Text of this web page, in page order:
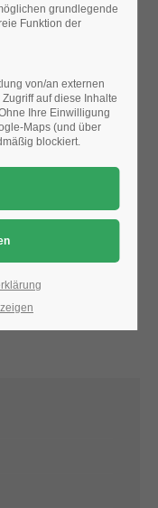
adipiscing
, indem Sie
grundlegende
Funktion der
von/an externen
auf diese Inhalte
Ihre Einwilligung
Maps (und über
blockiert.